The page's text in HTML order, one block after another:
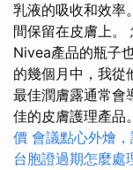
乳液的吸收和效率
間保留在皮膚上。
Nivea產品的瓶子
的幾個月中，我從
最佳潤膚露通常會
佳的皮膚護理產品
價 會議點心外燴
台胞證過期怎麼處